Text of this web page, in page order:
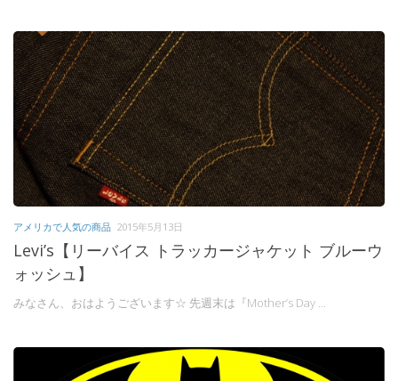
アメリカで人気の商品 2015年5月13日
Levi’s【リーバイス トラッカージャケット ブルーウ
ォッシュ】
みなさん、おはようございます☆ 先週末は『Mother’s Day ...